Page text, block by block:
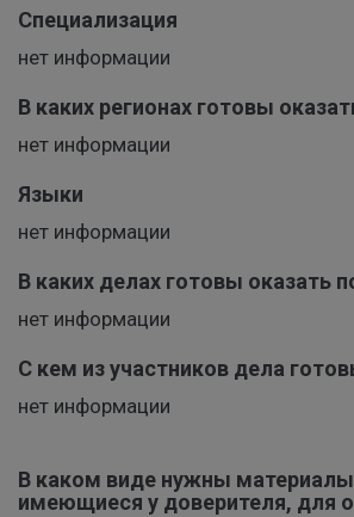
Специализация
нет информации
В каких регионах готовы
нет информации
Языки
нет информации
В каких делах готовы оказать
нет информации
С кем из участников дела
нет информации
В каком виде нужны
имеющиеся у доверителя, для